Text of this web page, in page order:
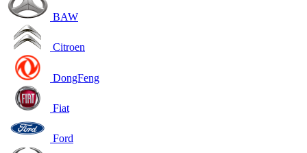
BAW
Citroen
DongFeng
Fiat
Ford